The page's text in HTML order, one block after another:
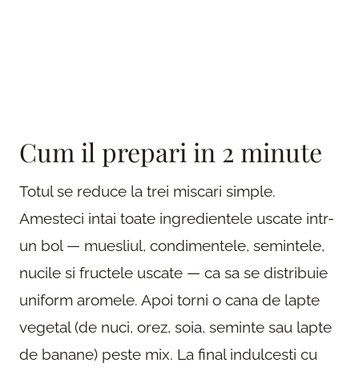
Cum il prepari in 2 minute
Totul se reduce la trei miscari simple.
Amesteci intai toate ingredientele uscate intr-
un bol — muesliul, condimentele, semintele,
nucile si fructele uscate — ca sa se distribuie
uniform aromele. Apoi torni o cana de lapte
vegetal (de nuci, orez, soia, seminte sau lapte
de banane) peste mix. La final indulcesti cu